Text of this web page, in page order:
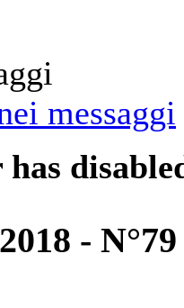
- N°79